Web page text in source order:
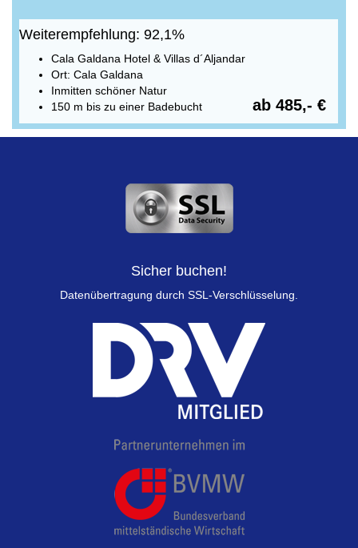
Weiterempfehlung: 92,1%
Cala Galdana Hotel & Villas d´Aljandar
Ort: Cala Galdana
Inmitten schöner Natur
150 m bis zu einer Badebucht
ab 485,- €
Sicher buchen!
Datenübertragung durch SSL-Verschlüsselung.